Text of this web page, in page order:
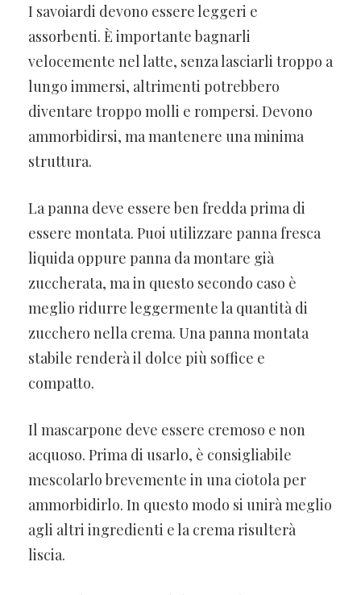
I savoiardi devono essere leggeri e
assorbenti. È importante bagnarli
velocemente nel latte, senza lasciarli troppo a
lungo immersi, altrimenti potrebbero
diventare troppo molli e rompersi. Devono
ammorbidirsi, ma mantenere una minima
struttura.
La panna deve essere ben fredda prima di
essere montata. Puoi utilizzare panna fresca
liquida oppure panna da montare già
zuccherata, ma in questo secondo caso è
meglio ridurre leggermente la quantità di
zucchero nella crema. Una panna montata
stabile renderà il dolce più soffice e
compatto.
Il mascarpone deve essere cremoso e non
acquoso. Prima di usarlo, è consigliabile
mescolarlo brevemente in una ciotola per
ammorbidirlo. In questo modo si unirà meglio
agli altri ingredienti e la crema risulterà
liscia.